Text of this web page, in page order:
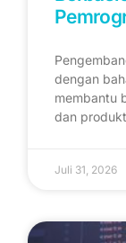
dengan
membantu
dan
Juli 31, 2026